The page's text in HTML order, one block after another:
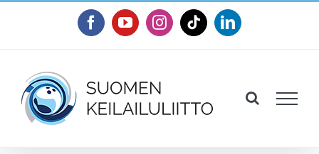
FacebookYouTubeInstagram
TiktokLinkedIn